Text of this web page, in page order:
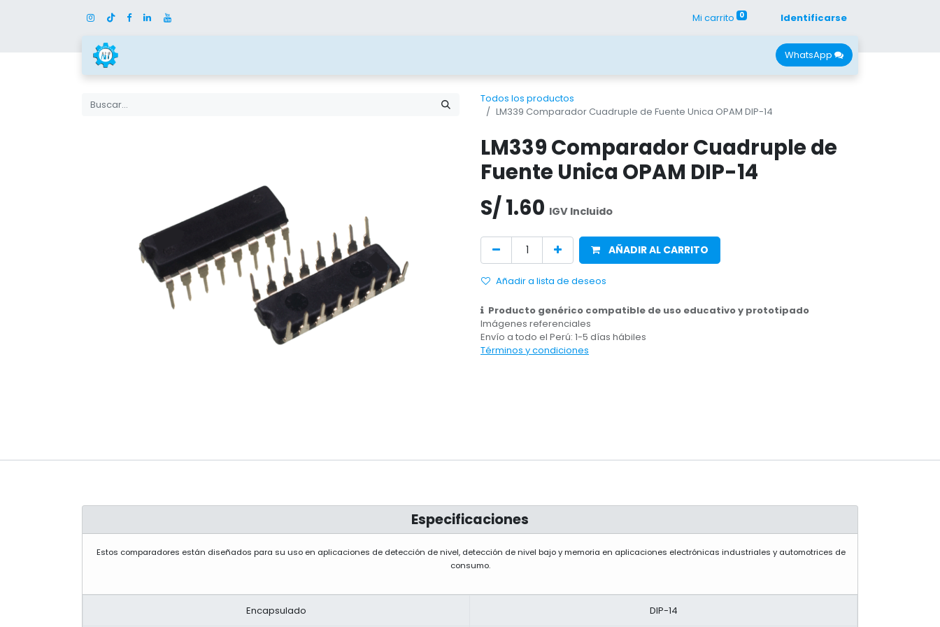
Mi carrito 0 Identificarse
WhatsApp
Todos los productos
LM339 Comparador Cuadruple de Fuente Unica OPAM DIP-14
LM339 Comparador Cuadruple de
Fuente Unica OPAM DIP-14
S/1.60 IGV Incluido
AÑADIR AL CARRITO
Añadir a lista de deseos
Producto genérico compatible de uso educativo y prototipado
Imágenes referenciales
Envío a todo el Perú: 1-5 días hábiles
Términos y condiciones
Especificaciones
Estos comparadores están diseñados para su uso en aplicaciones de detección de nivel, detección de nivel bajo y memoria en aplicaciones electrónicas industriales y automotrices de
consumo.
Encapsulado DIP-14